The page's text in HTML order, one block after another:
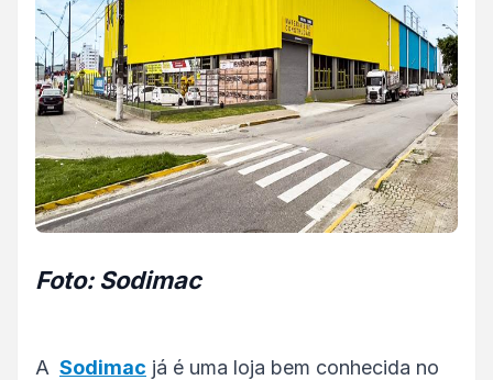
Foto: Sodimac
A Sodimac já é uma loja bem conhecida no